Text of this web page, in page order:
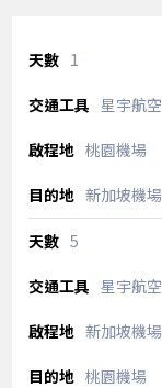
1
星宇航空
桃園機場
新加坡機場
5
星宇航空
新加坡機場
桃園機場